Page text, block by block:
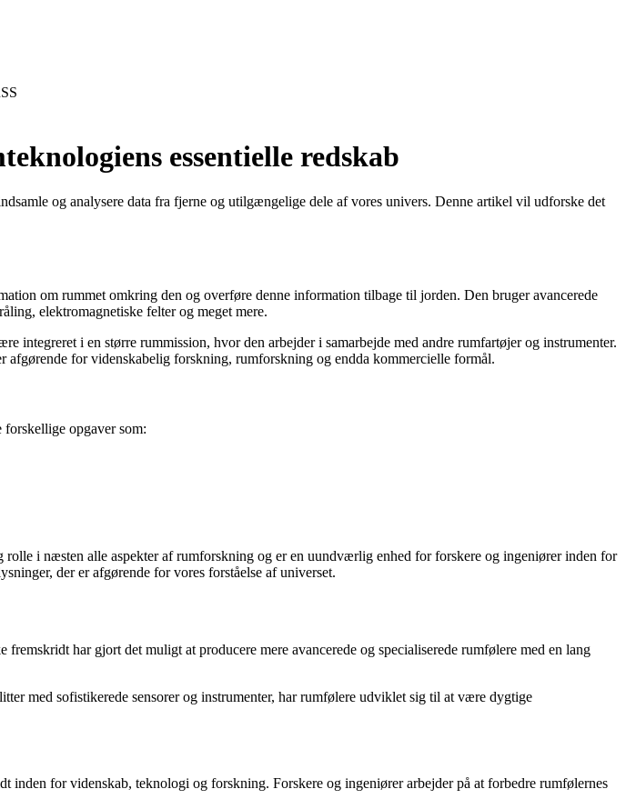
essentielle redskab
og analysere data fra fjerne og utilgængelige dele af vores univers. Denne artikel vil udforske det
om rummet omkring den og overføre denne information tilbage til jorden. Den bruger avancerede
elektromagnetiske felter og meget mere.
i en større rummission, hvor den arbejder i samarbejde med andre rumfartøjer og instrumenter.
afgørende for videnskabelig forskning, rumforskning og endda kommercielle formål.
opgaver som:
i næsten alle aspekter af rumforskning og er en uundværlig enhed for forskere og ingeniører inden for
der er afgørende for vores forståelse af universet.
har gjort det muligt at producere mere avancerede og specialiserede rumfølere med en lang
med sofistikerede sensorer og instrumenter, har rumfølere udviklet sig til at være dygtige
for videnskab, teknologi og forskning. Forskere og ingeniører arbejder på at forbedre rumfølernes